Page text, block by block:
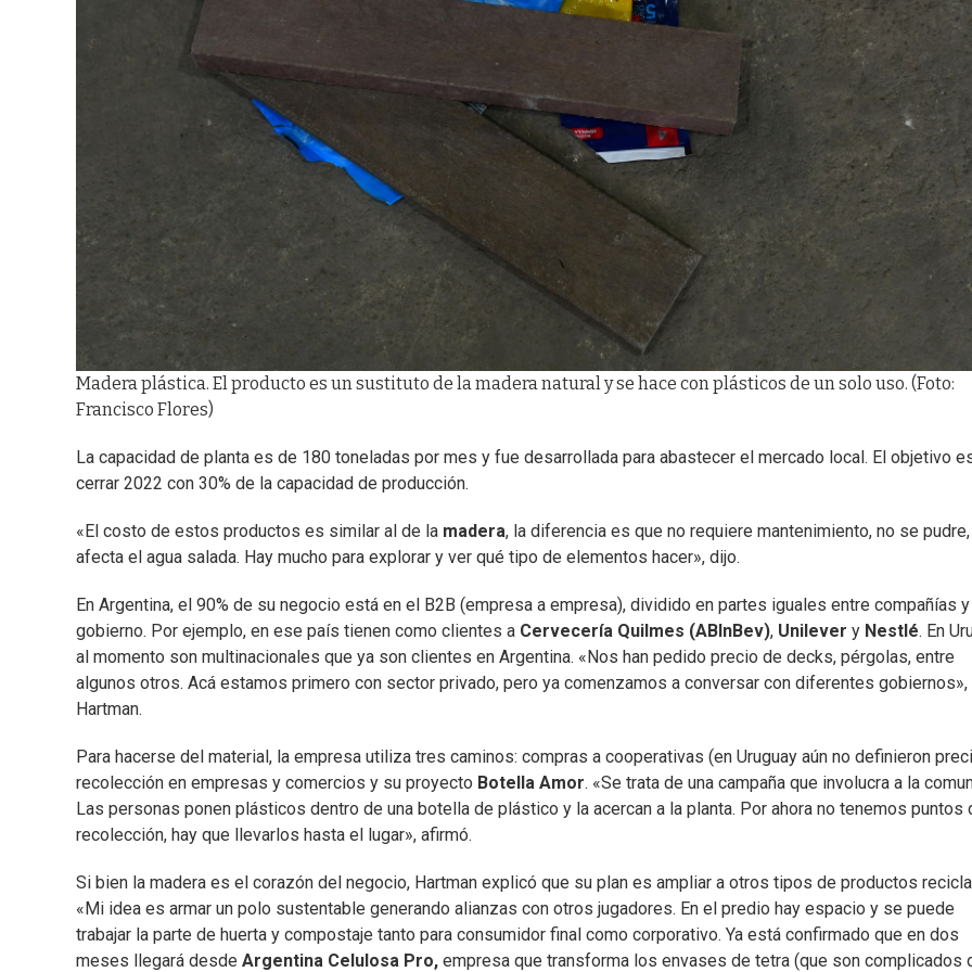
Madera plástica. El producto es un sustituto de la madera natural y se hace con plásticos de un solo uso. (Foto:
Francisco Flores)
La capacidad de planta es de 180 toneladas por mes y fue desarrollada para abastecer el mercado local. El objetivo
cerrar 2022 con 30% de la capacidad de producción.
«El costo de estos productos es similar al de la madera, la diferencia es que no requiere mantenimiento, no se
afecta el agua salada. Hay mucho para explorar y ver qué tipo de elementos hacer», dijo.
En Argentina, el 90% de su negocio está en el B2B (empresa a empresa), dividido en partes iguales entre compañías y
gobierno. Por ejemplo, en ese país tienen como clientes a Cervecería Quilmes (ABInBev), Unilever y Nestlé. En
al momento son multinacionales que ya son clientes en Argentina. «Nos han pedido precio de decks, pérgolas, entre
algunos otros. Acá estamos primero con sector privado, pero ya comenzamos a conversar con diferentes gobiernos»,
Hartman.
Para hacerse del material, la empresa utiliza tres caminos: compras a cooperativas (en Uruguay aún no definieron
recolección en empresas y comercios y su proyecto Botella Amor. «Se trata de una campaña que involucra a la
Las personas ponen plásticos dentro de una botella de plástico y la acercan a la planta. Por ahora no tenemos puntos
recolección, hay que llevarlos hasta el lugar», afirmó.
Si bien la madera es el corazón del negocio, Hartman explicó que su plan es ampliar a otros tipos de productos
«Mi idea es armar un polo sustentable generando alianzas con otros jugadores. En el predio hay espacio y se puede
trabajar la parte de huerta y compostaje tanto para consumidor final como corporativo. Ya está confirmado que en dos
meses llegará desde Argentina Celulosa Pro, empresa que transforma los envases de tetra (que son complicados